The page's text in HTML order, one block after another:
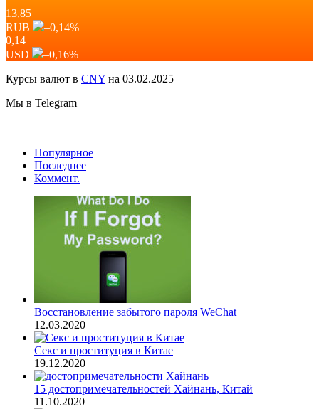
13,85
RUB
–0,14%
0,14
USD
–0,16%
Курсы валют в CNY на 03.02.2025
Мы в Telegram
Популярное
Последнее
Коммент.
Восстановление забытого пароля WeChat
12.03.2020
Секс и проституция в Китае
19.12.2020
15 достопримечательностей Хайнань, Китай
11.10.2020